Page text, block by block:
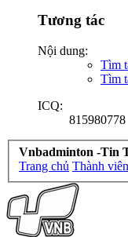
Tương tác
Nội dung:
Tìm
Tìm
ICQ:
815980778
Vnbadminton -Tin
Trang chủ Thành viên